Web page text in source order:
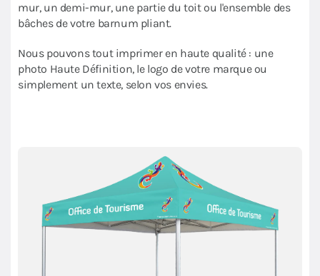
mur, un demi-mur, une partie du toit ou l'ensemble des
bâches de votre barnum pliant.
Nous pouvons tout imprimer en haute qualité : une
photo Haute Définition, le logo de votre marque ou
simplement un texte, selon vos envies.